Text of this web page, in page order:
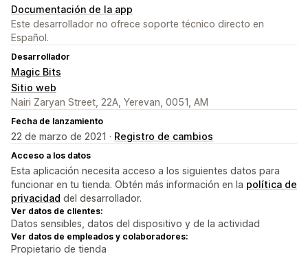
Documentación de la app
Este desarrollador no ofrece soporte técnico directo en
Español.
Desarrollador
Magic Bits
Sitio web
Nairi Zaryan Street, 22A, Yerevan, 0051, AM
Fecha de lanzamiento
22 de marzo de 2021 · Registro de cambios
Acceso a los datos
Esta aplicación necesita acceso a los siguientes datos para
funcionar en tu tienda. Obtén más información en la política de
privacidad del desarrollador.
Ver datos de clientes:
Datos sensibles, datos del dispositivo y de la actividad
Ver datos de empleados y colaboradores:
Propietario de tienda